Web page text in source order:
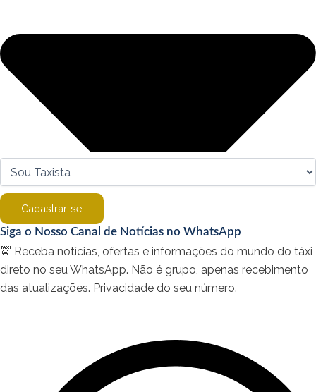
Cadastrar-se
Siga o Nosso Canal de Notícias no WhatsApp
🚖 Receba notícias, ofertas e informações do mundo do táxi
direto no seu WhatsApp. Não é grupo, apenas recebimento
das atualizações. Privacidade do seu número.